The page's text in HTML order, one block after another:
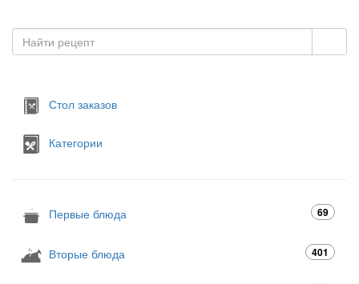
Стол заказов
Категории
Первые блюда 69
Вторые блюда 401